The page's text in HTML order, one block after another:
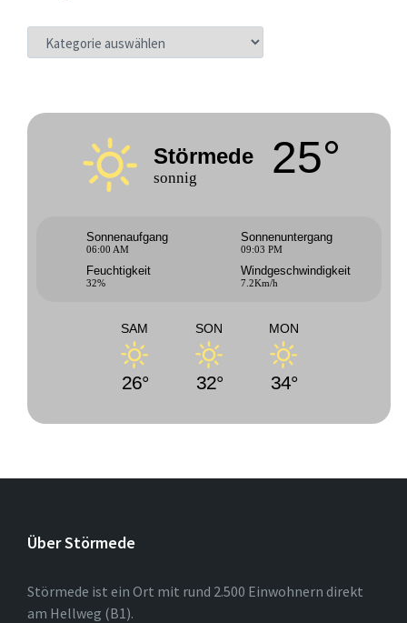
KATEGORIEN
Störmede
sonnig 25°
Sonnenaufgang
06:00 AM
Sonnenuntergang
09:03 PM
Feuchtigkeit
32%
Windgeschwindigkeit
7.2Km/h
SAM
26°
SON
32°
MON
34°
Über Störmede
Störmede ist ein Ort mit rund 2.500 Einwohnern direkt
am Hellweg (B1).